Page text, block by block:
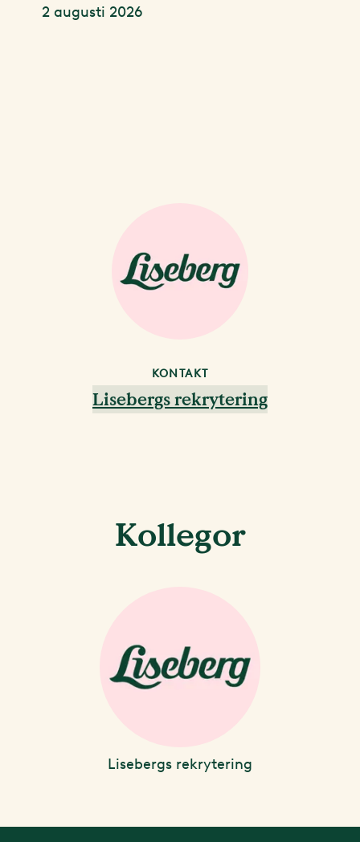
2 augusti 2026
KONTAKT
Lisebergs rekrytering
Kollegor
Lisebergs rekrytering